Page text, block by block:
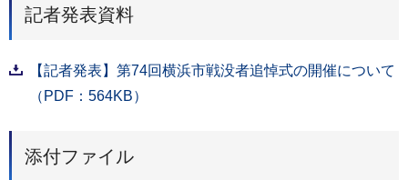
記者発表資料
【記者発表】第74回横浜市戦没者追悼式の開催について
（PDF：564KB）
添付ファイル